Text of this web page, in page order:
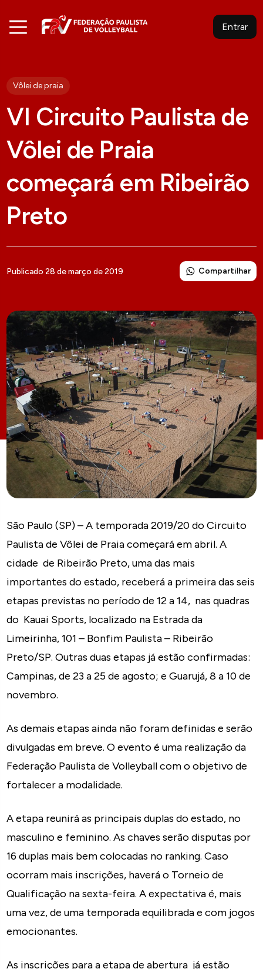
Entrar
Vôlei de praia
VI Circuito Paulista de
Vôlei de Praia
começará em Ribeirão
Preto
Publicado 28 de março de 2019 Compartilhar
São Paulo (SP) – A temporada 2019/20 do Circuito
Paulista de Vôlei de Praia começará em abril. A
cidade de Ribeirão Preto, uma das mais
importantes do estado, receberá a primeira das seis
etapas previstas no período de 12 a 14, nas quadras
do Kauai Sports, localizado na Estrada da
Limeirinha, 101 – Bonfim Paulista – Ribeirão
Preto/SP. Outras duas etapas já estão confirmadas:
Campinas, de 23 a 25 de agosto; e Guarujá, 8 a 10 de
novembro.
As demais etapas ainda não foram definidas e serão
divulgadas em breve. O evento é uma realização da
Federação Paulista de Volleyball com o objetivo de
fortalecer a modalidade.
A etapa reunirá as principais duplas do estado, no
masculino e feminino. As chaves serão disputas por
16 duplas mais bem colocadas no ranking. Caso
ocorram mais inscrições, haverá o Torneio de
Qualificação na sexta-feira. A expectativa é, mais
uma vez, de uma temporada equilibrada e com jogos
emocionantes.
As inscrições para a etapa de abertura já estão